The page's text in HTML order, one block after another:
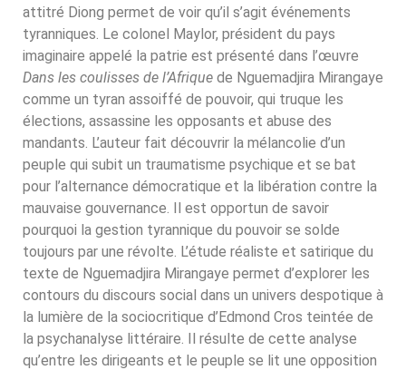
attitré Diong permet de voir qu’il s’agit événements
tyranniques. Le colonel Maylor, président du pays
imaginaire appelé la patrie est présenté dans l’œuvre
Dans les coulisses de l’Afrique de Nguemadjira Mirangaye
comme un tyran assoiffé de pouvoir, qui truque les
élections, assassine les opposants et abuse des
mandants. L’auteur fait découvrir la mélancolie d’un
peuple qui subit un traumatisme psychique et se bat
pour l’alternance démocratique et la libération contre la
mauvaise gouvernance. Il est opportun de savoir
pourquoi la gestion tyrannique du pouvoir se solde
toujours par une révolte. L’étude réaliste et satirique du
texte de Nguemadjira Mirangaye permet d’explorer les
contours du discours social dans un univers despotique à
la lumière de la sociocritique d’Edmond Cros teintée de
la psychanalyse littéraire. Il résulte de cette analyse
qu’entre les dirigeants et le peuple se lit une opposition